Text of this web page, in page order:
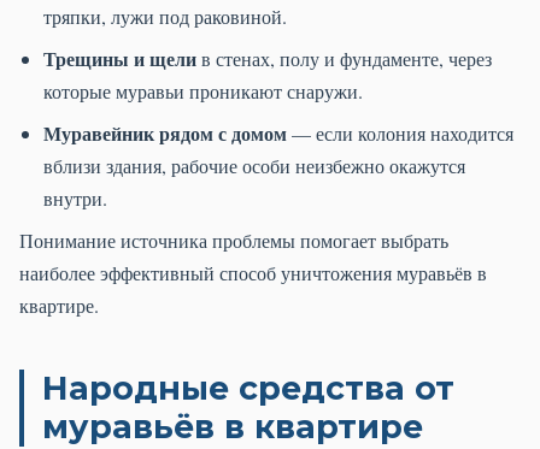
тряпки, лужи под раковиной.
Трещины и щелив стенах, полу и фундаменте, через
которые муравьи проникают снаружи.
Муравейник рядом с домом— если колония находится
вблизи здания, рабочие особи неизбежно окажутся
внутри.
Понимание источника проблемы помогает выбрать
наиболее эффективный способ уничтожения муравьёв в
квартире.
Народные средства от
муравьёв в квартире